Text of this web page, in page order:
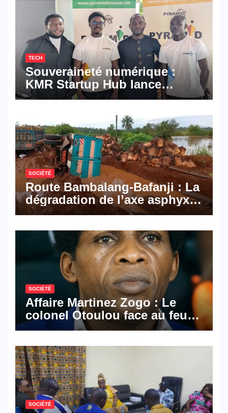
TECH
Souveraineté numérique :
KMR Startup Hub lance
Pyramid Browser et Pyramid
numériques made in
Cameroon
SOCIÉTÉ
Route Bambalang-Bafanji : La
dégradation de l’axe asphyxie
les activités économiques
SOCIÉTÉ
Affaire Martinez Zogo : Le
colonel Otoulou face au feu
croisé des avocats de la
SOCIÉTÉ